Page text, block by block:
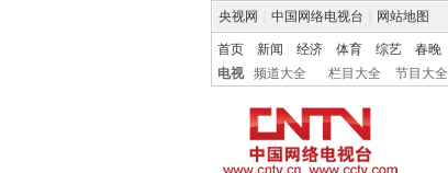
央视网 中国网络电视台 网站地图
首页 新闻 经济 体育 综艺 春晚
电视
频道大全 栏目大全 节目大全